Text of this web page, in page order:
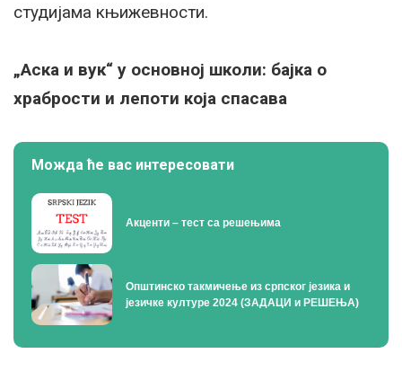
студијама књижевности.
„Аска и вук“ у основној школи: бајка о
храбрости и лепоти која спасава
Можда ће вас интересовати
Акценти – тест са решењима
Општинско такмичење из српског језика и
језичке културе 2024 (ЗАДАЦИ и РЕШЕЊА)